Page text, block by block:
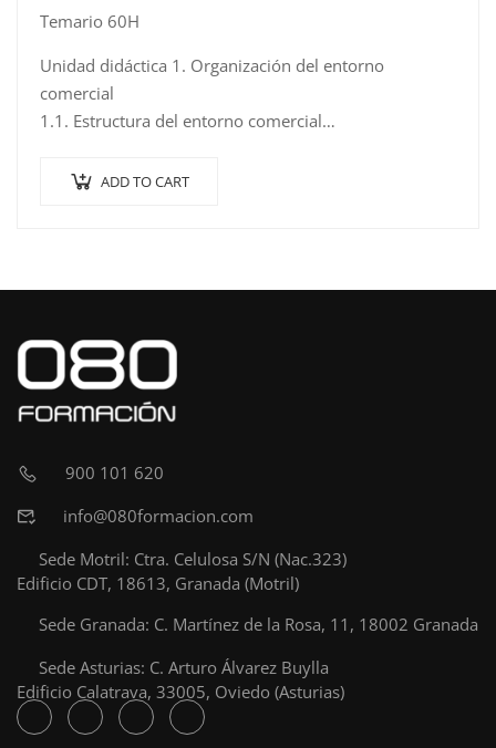
Temario 60H
Unidad didáctica 1. Organización del entorno
comercial
1.1. Estructura del entorno comercial
1.3. Evolución y tendencias de la comercialización
ADD TO CART
900 101 620
info@080formacion.com
Sede Motril: Ctra. Celulosa S/N (Nac.323)
Edificio CDT, 18613, Granada (Motril)
Sede Granada: C. Martínez de la Rosa, 11, 18002 Granada
Sede Asturias: C. Arturo Álvarez Buylla
Edificio Calatrava, 33005, Oviedo (Asturias)